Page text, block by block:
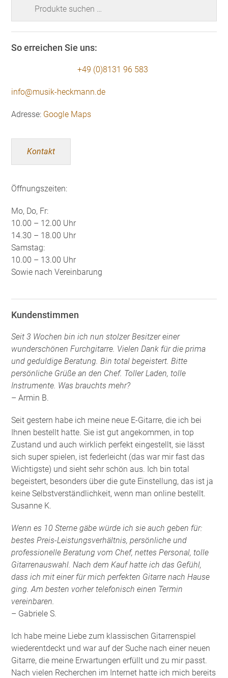
So erreichen Sie uns:
+49 (0)8131 96 583
info@musik-heckmann.de
Adresse: Google Maps
Kontakt
Öffnungszeiten:
Mo, Do, Fr:
10.00 – 12.00 Uhr
14.30 – 18.00 Uhr
Samstag:
10.00 – 13.00 Uhr
Sowie nach Vereinbarung
Kundenstimmen
Seit 3 Wochen bin ich nun stolzer Besitzer einer
wunderschönen Furchgitarre. Vielen Dank für die prima
und geduldige Beratung. Bin total begeistert. Bitte
persönliche Grüße an den Chef. Toller Laden, tolle
Instrumente. Was brauchts mehr?
– Armin B.
Seit gestern habe ich meine neue E-Gitarre, die ich bei
Ihnen bestellt hatte. Sie ist gut angekommen, in top
Zustand und auch wirklich perfekt eingestellt, sie lässt
sich super spielen, ist federleicht (das war mir fast das
Wichtigste) und sieht sehr schön aus. Ich bin total
begeistert, besonders über die gute Einstellung, das ist ja
keine Selbstverständlichkeit, wenn man online bestellt.
Susanne K.
Wenn es 10 Sterne gäbe würde ich sie auch geben für:
bestes Preis-Leistungsverhältnis, persönliche und
professionelle Beratung vom Chef, nettes Personal, tolle
Gitarrenauswahl. Nach dem Kauf hatte ich das Gefühl,
dass ich mit einer für mich perfekten Gitarre nach Hause
ging. Am besten vorher telefonisch einen Termin
vereinbaren.
– Gabriele S.
Ich habe meine Liebe zum klassischen Gitarrenspiel
wiederentdeckt und war auf der Suche nach einer neuen
Gitarre, die meine Erwartungen erfüllt und zu mir passt.
Nach vielen Recherchen im Internet hatte ich mich bereits